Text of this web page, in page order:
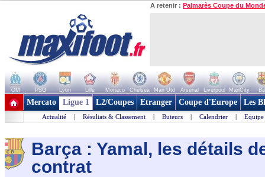
A retenir : Palmarès Coupe du
OM PSG Lyon Lille Monaco Chelsea Man Utd Arsenal Liverpool ManCity
+ de clubs
Mercato Ligue 1 L2/Coupes Etranger Coupe d'Europe Les
Actualité | Résultats & Classement | Buteurs | Calendrier | Equipe
Barça : Yamal, les détails
contrat